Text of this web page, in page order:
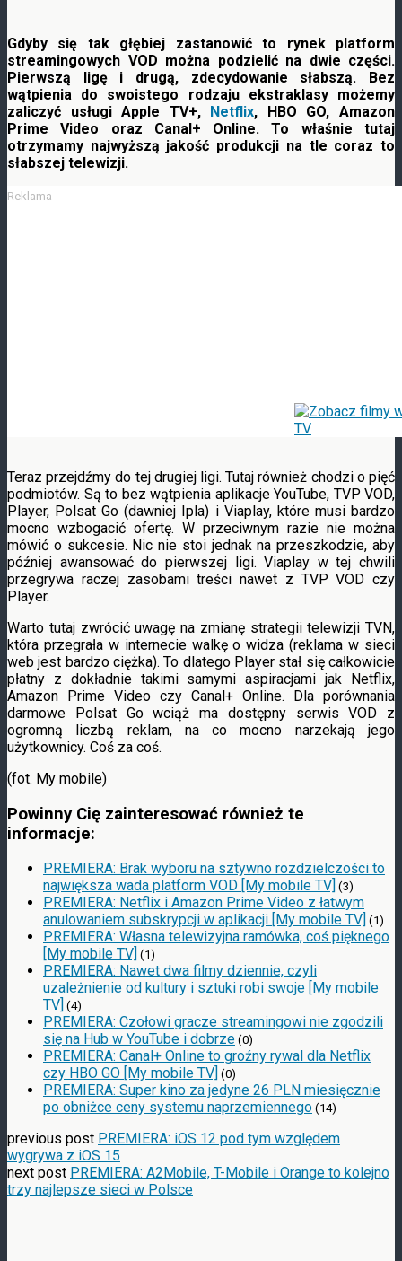
Gdyby się tak głębiej zastanowić to rynek platform
streamingowych VOD można podzielić na dwie części.
Pierwszą ligę i drugą, zdecydowanie słabszą. Bez
wątpienia do swoistego rodzaju ekstraklasy możemy
zaliczyć usługi Apple TV+, Netflix, HBO GO, Amazon
Prime Video oraz Canal+ Online. To właśnie tutaj
otrzymamy najwyższą jakość produkcji na tle coraz to
słabszej telewizji.
Reklama
Teraz przejdźmy do tej drugiej ligi. Tutaj również chodzi o pięć
podmiotów. Są to bez wątpienia aplikacje YouTube, TVP VOD,
Player, Polsat Go (dawniej Ipla) i Viaplay, które musi bardzo
mocno wzbogacić ofertę. W przeciwnym razie nie można
mówić o sukcesie. Nic nie stoi jednak na przeszkodzie, aby
później awansować do pierwszej ligi. Viaplay w tej chwili
przegrywa raczej zasobami treści nawet z TVP VOD czy
Player.
Warto tutaj zwrócić uwagę na zmianę strategii telewizji TVN,
która przegrała w internecie walkę o widza (reklama w sieci
web jest bardzo ciężka). To dlatego Player stał się całkowicie
płatny z dokładnie takimi samymi aspiracjami jak Netflix,
Amazon Prime Video czy Canal+ Online. Dla porównania
darmowe Polsat Go wciąż ma dostępny serwis VOD z
ogromną liczbą reklam, na co mocno narzekają jego
użytkownicy. Coś za coś.
(fot. My mobile)
Powinny Cię zainteresować również te
informacje:
PREMIERA: Brak wyboru na sztywno rozdzielczości to
największa wada platform VOD [My mobile TV] (3)
PREMIERA: Netflix i Amazon Prime Video z łatwym
anulowaniem subskrypcji w aplikacji [My mobile TV] (1)
PREMIERA: Własna telewizyjna ramówka, coś pięknego
[My mobile TV] (1)
PREMIERA: Nawet dwa filmy dziennie, czyli
uzależnienie od kultury i sztuki robi swoje [My mobile
TV] (4)
PREMIERA: Czołowi gracze streamingowi nie zgodzili
się na Hub w YouTube i dobrze (0)
PREMIERA: Canal+ Online to groźny rywal dla Netflix
czy HBO GO [My mobile TV] (0)
PREMIERA: Super kino za jedyne 26 PLN miesięcznie
po obniżce ceny systemu naprzemiennego (14)
previous post PREMIERA: iOS 12 pod tym względem
wygrywa z iOS 15
next post PREMIERA: A2Mobile, T-Mobile i Orange to kolejno
trzy najlepsze sieci w Polsce